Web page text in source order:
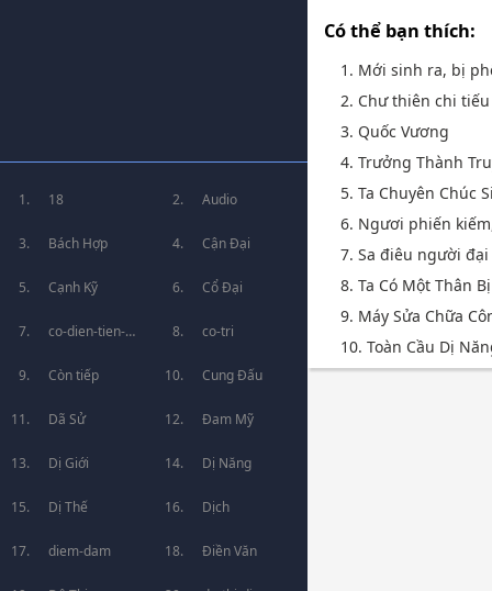
18 Audio
Bách Hợp Cận Đại
Cạnh Kỹ Cổ Đại
co-dien-tien-
hiep
co-tri
Còn tiếp Cung Đấu
Dã Sử Đam Mỹ
Dị Giới Dị Năng
Dị Thế Dịch
diem-dam Điền Văn
Có thể bạn thích:
1. Mới sinh ra, bị
2. Chư thiên chi
3. Quốc Vương
4. Trưởng Thành
5. Ta Chuyên Chúc
6. Ngươi phiến
7. Sa điêu người
8. Ta Có Một Thân
9. Máy Sửa Chữa
10. Toàn Cầu Dị